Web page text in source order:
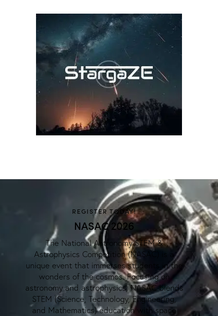
REGISTER TODAY!
NASAC 2026
The National Astronomy STEM &
Astrophysics Competition (NASAC) is a
unique event that immerses students in the
wonders of the cosmos. Focusing on
astronomy and astrophysics, NASAC blends
STEM (Science, Technology, Engineering,
and Mathematics) education with space